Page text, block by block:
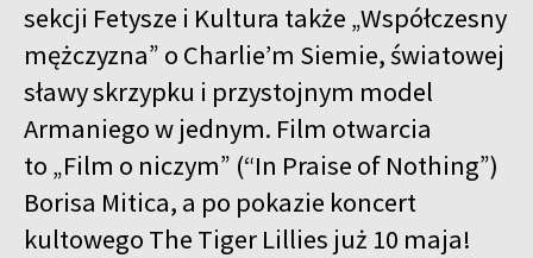
sekcji Fetysze i Kultura także „Współczesny
mężczyzna” o Charlie’m Siemie, światowej
sławy skrzypku i przystojnym model
Armaniego w jednym. Film otwarcia
to „Film o niczym” (“In Praise of Nothing”)
Borisa Mitica, a po pokazie koncert
kultowego The Tiger Lillies już 10 maja!